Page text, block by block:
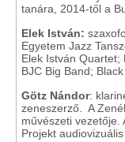
tanára, 2014-től a
Elek István:
Egyetem Jazz
Elek István Quartet;
BJC Big Band;
Götz Nándor:
zeneszerző. A
művészeti vezetője.
Projekt